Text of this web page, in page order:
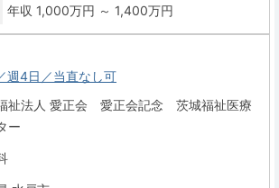
年収 1,000万円 ～ 1,400万円
週4日／当直なし可
祉法人 愛正会 愛正会記念 茨城福祉医療
ー